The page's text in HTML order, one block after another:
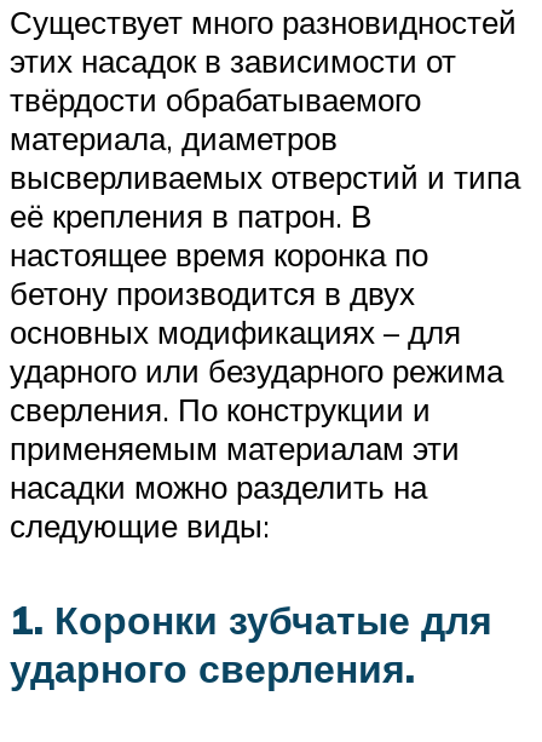
Существует много разновидностей
этих насадок в зависимости от
твёрдости обрабатываемого
материала, диаметров
высверливаемых отверстий и типа
её крепления в патрон. В
настоящее время коронка по
бетону производится в двух
основных модификациях – для
ударного или безударного режима
сверления. По конструкции и
применяемым материалам эти
насадки можно разделить на
следующие виды:
1. Коронки зубчатые для
ударного сверления.